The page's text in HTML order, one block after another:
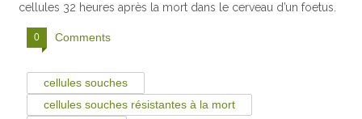
cellules 32 heures après la mort dans le cerveau d’un foetus.
0 Comments
cellules souches
cellules souches résistantes à la mort